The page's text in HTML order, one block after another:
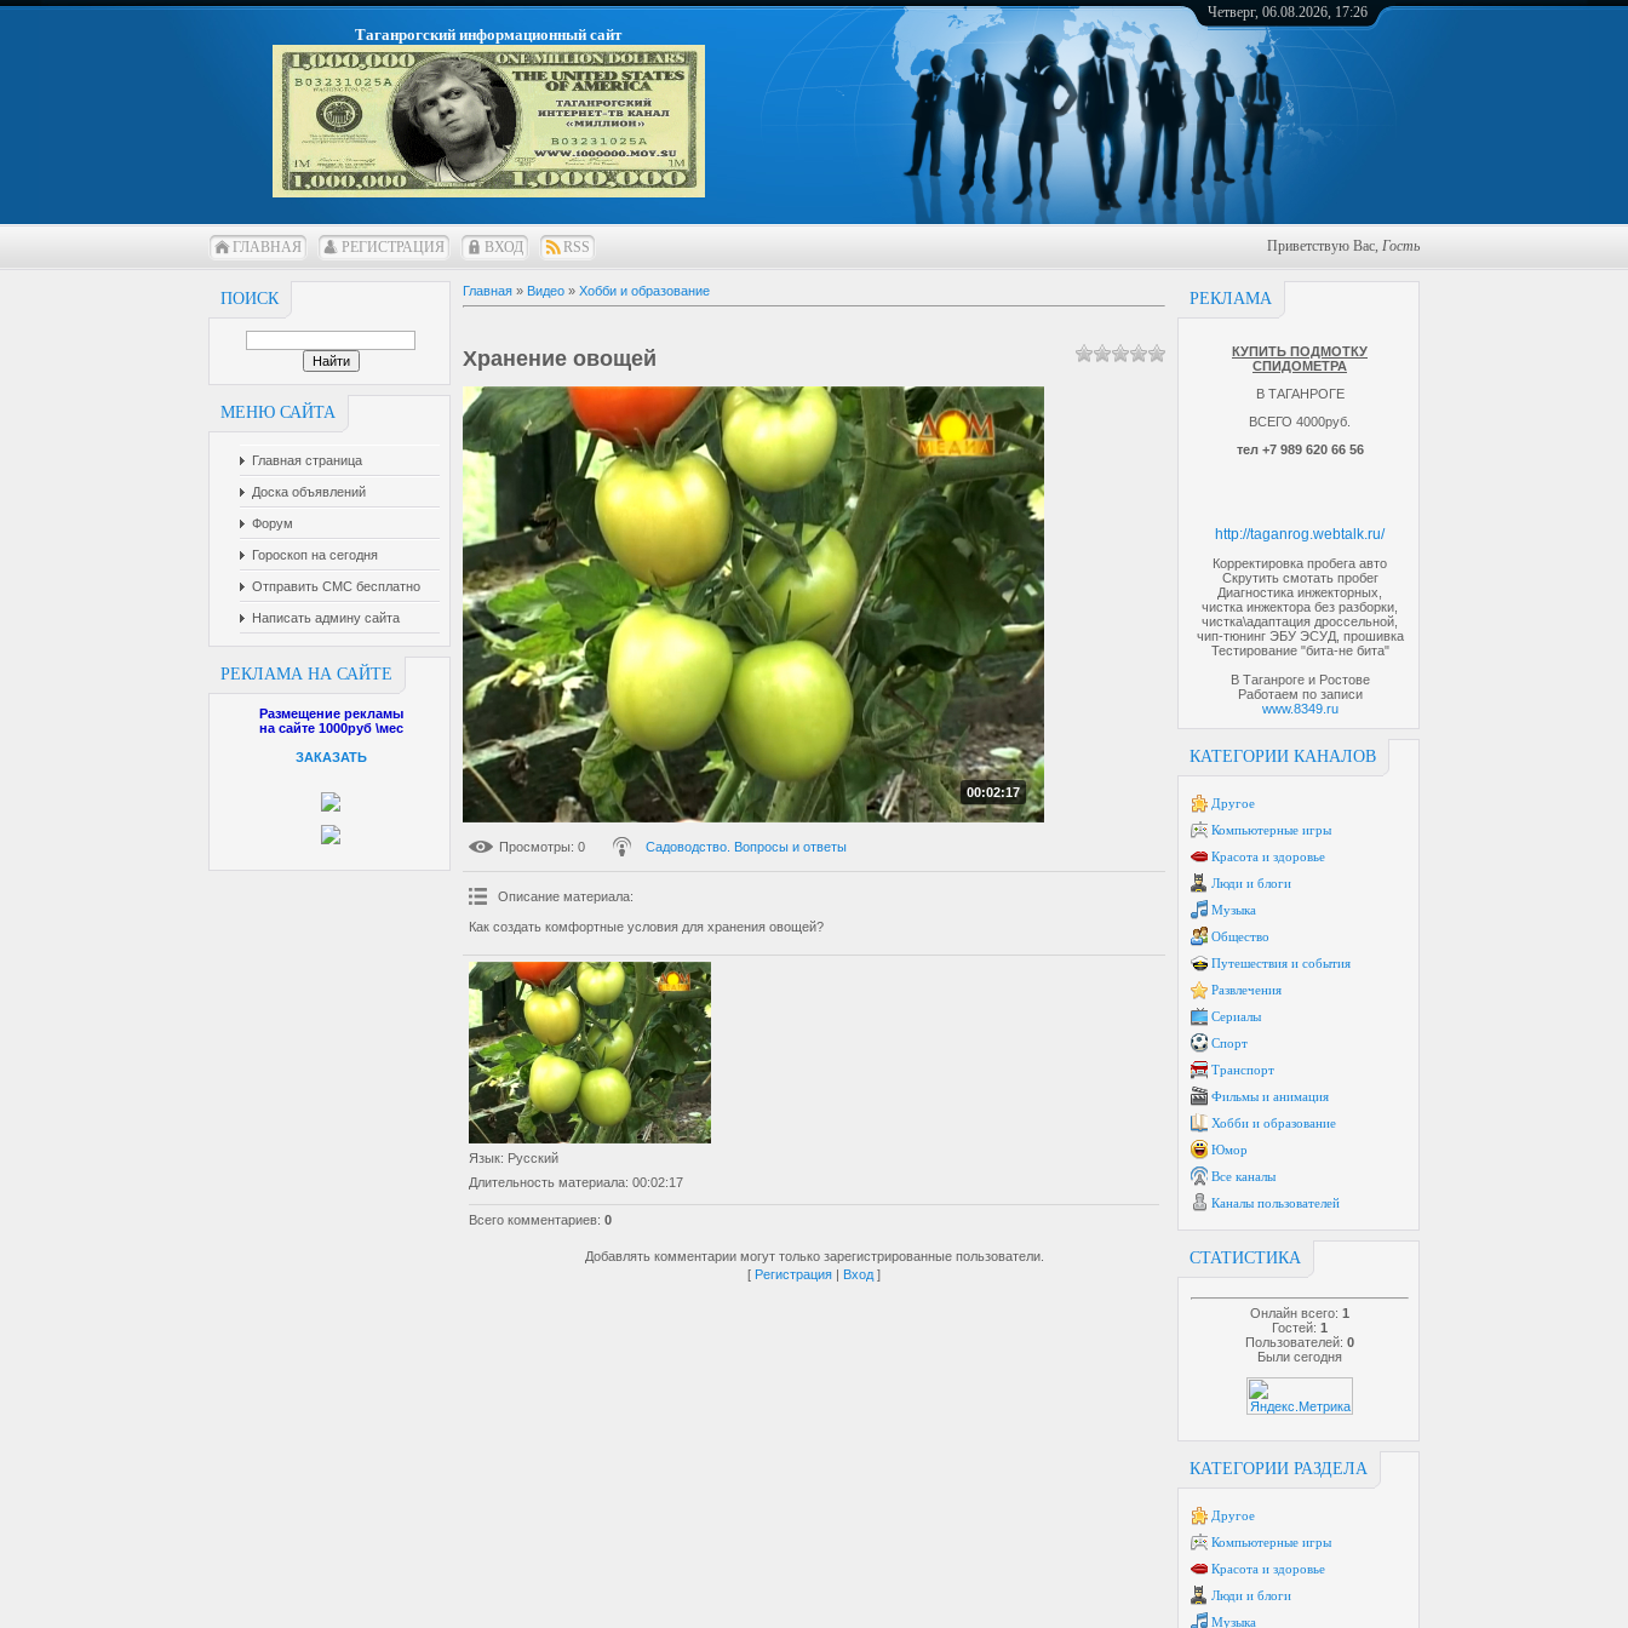
Таганрогский информационный сайт
Четверг, 06.08.2026, 17:26
ГЛАВНАЯ РЕГИСТРАЦИЯ ВХОД RSS Приветствую Вас, Гость
ПОИСК
МЕНЮ САЙТА
Главная страница
Доска объявлений
Форум
Гороскоп на сегодня
Отправить СМС бесплатно
Написать админу сайта
РЕКЛАМА НА САЙТЕ
Размещение рекламы
на сайте 1000руб \мес
ЗАКАЗАТЬ
РЕКЛАМА
КУПИТЬ ПОДМОТКУ
СПИДОМЕТРА
В ТАГАНРОГЕ
ВСЕГО 4000руб.
тел +7 989 620 66 56
http://taganrog.webtalk.ru/
Корректировка пробега авто
Скрутить смотать пробег
Диагностика инжекторных,
чистка инжектора без разборки,
чистка\адаптация дроссельной,
чип-тюнинг ЭБУ ЭСУД, прошивка
Тестирование "бита-не бита"
В Таганроге и Ростове
Работаем по записи
www.8349.ru
КАТЕГОРИИ КАНАЛОВ
Другое
Компьютерные игры
Красота и здоровье
Люди и блоги
Музыка
Общество
Путешествия и события
Развлечения
Сериалы
Спорт
Транспорт
Фильмы и анимация
Хобби и образование
Юмор
Все каналы
Каналы пользователей
СТАТИСТИКА
Онлайн всего: 1
Гостей: 1
Пользователей: 0
Были сегодня
КАТЕГОРИИ РАЗДЕЛА
Другое
Компьютерные игры
Красота и здоровье
Люди и блоги
Музыка
Главная » Видео » Хобби и образование
Хранение овощей
00:02:17
Просмотры: 0 Садоводство. Вопросы и ответы
Описание материала:
Как создать комфортные условия для хранения овощей?
Язык: Русский
Длительность материала: 00:02:17
Всего комментариев: 0
Добавлять комментарии могут только зарегистрированные пользователи.
[ Регистрация | Вход ]